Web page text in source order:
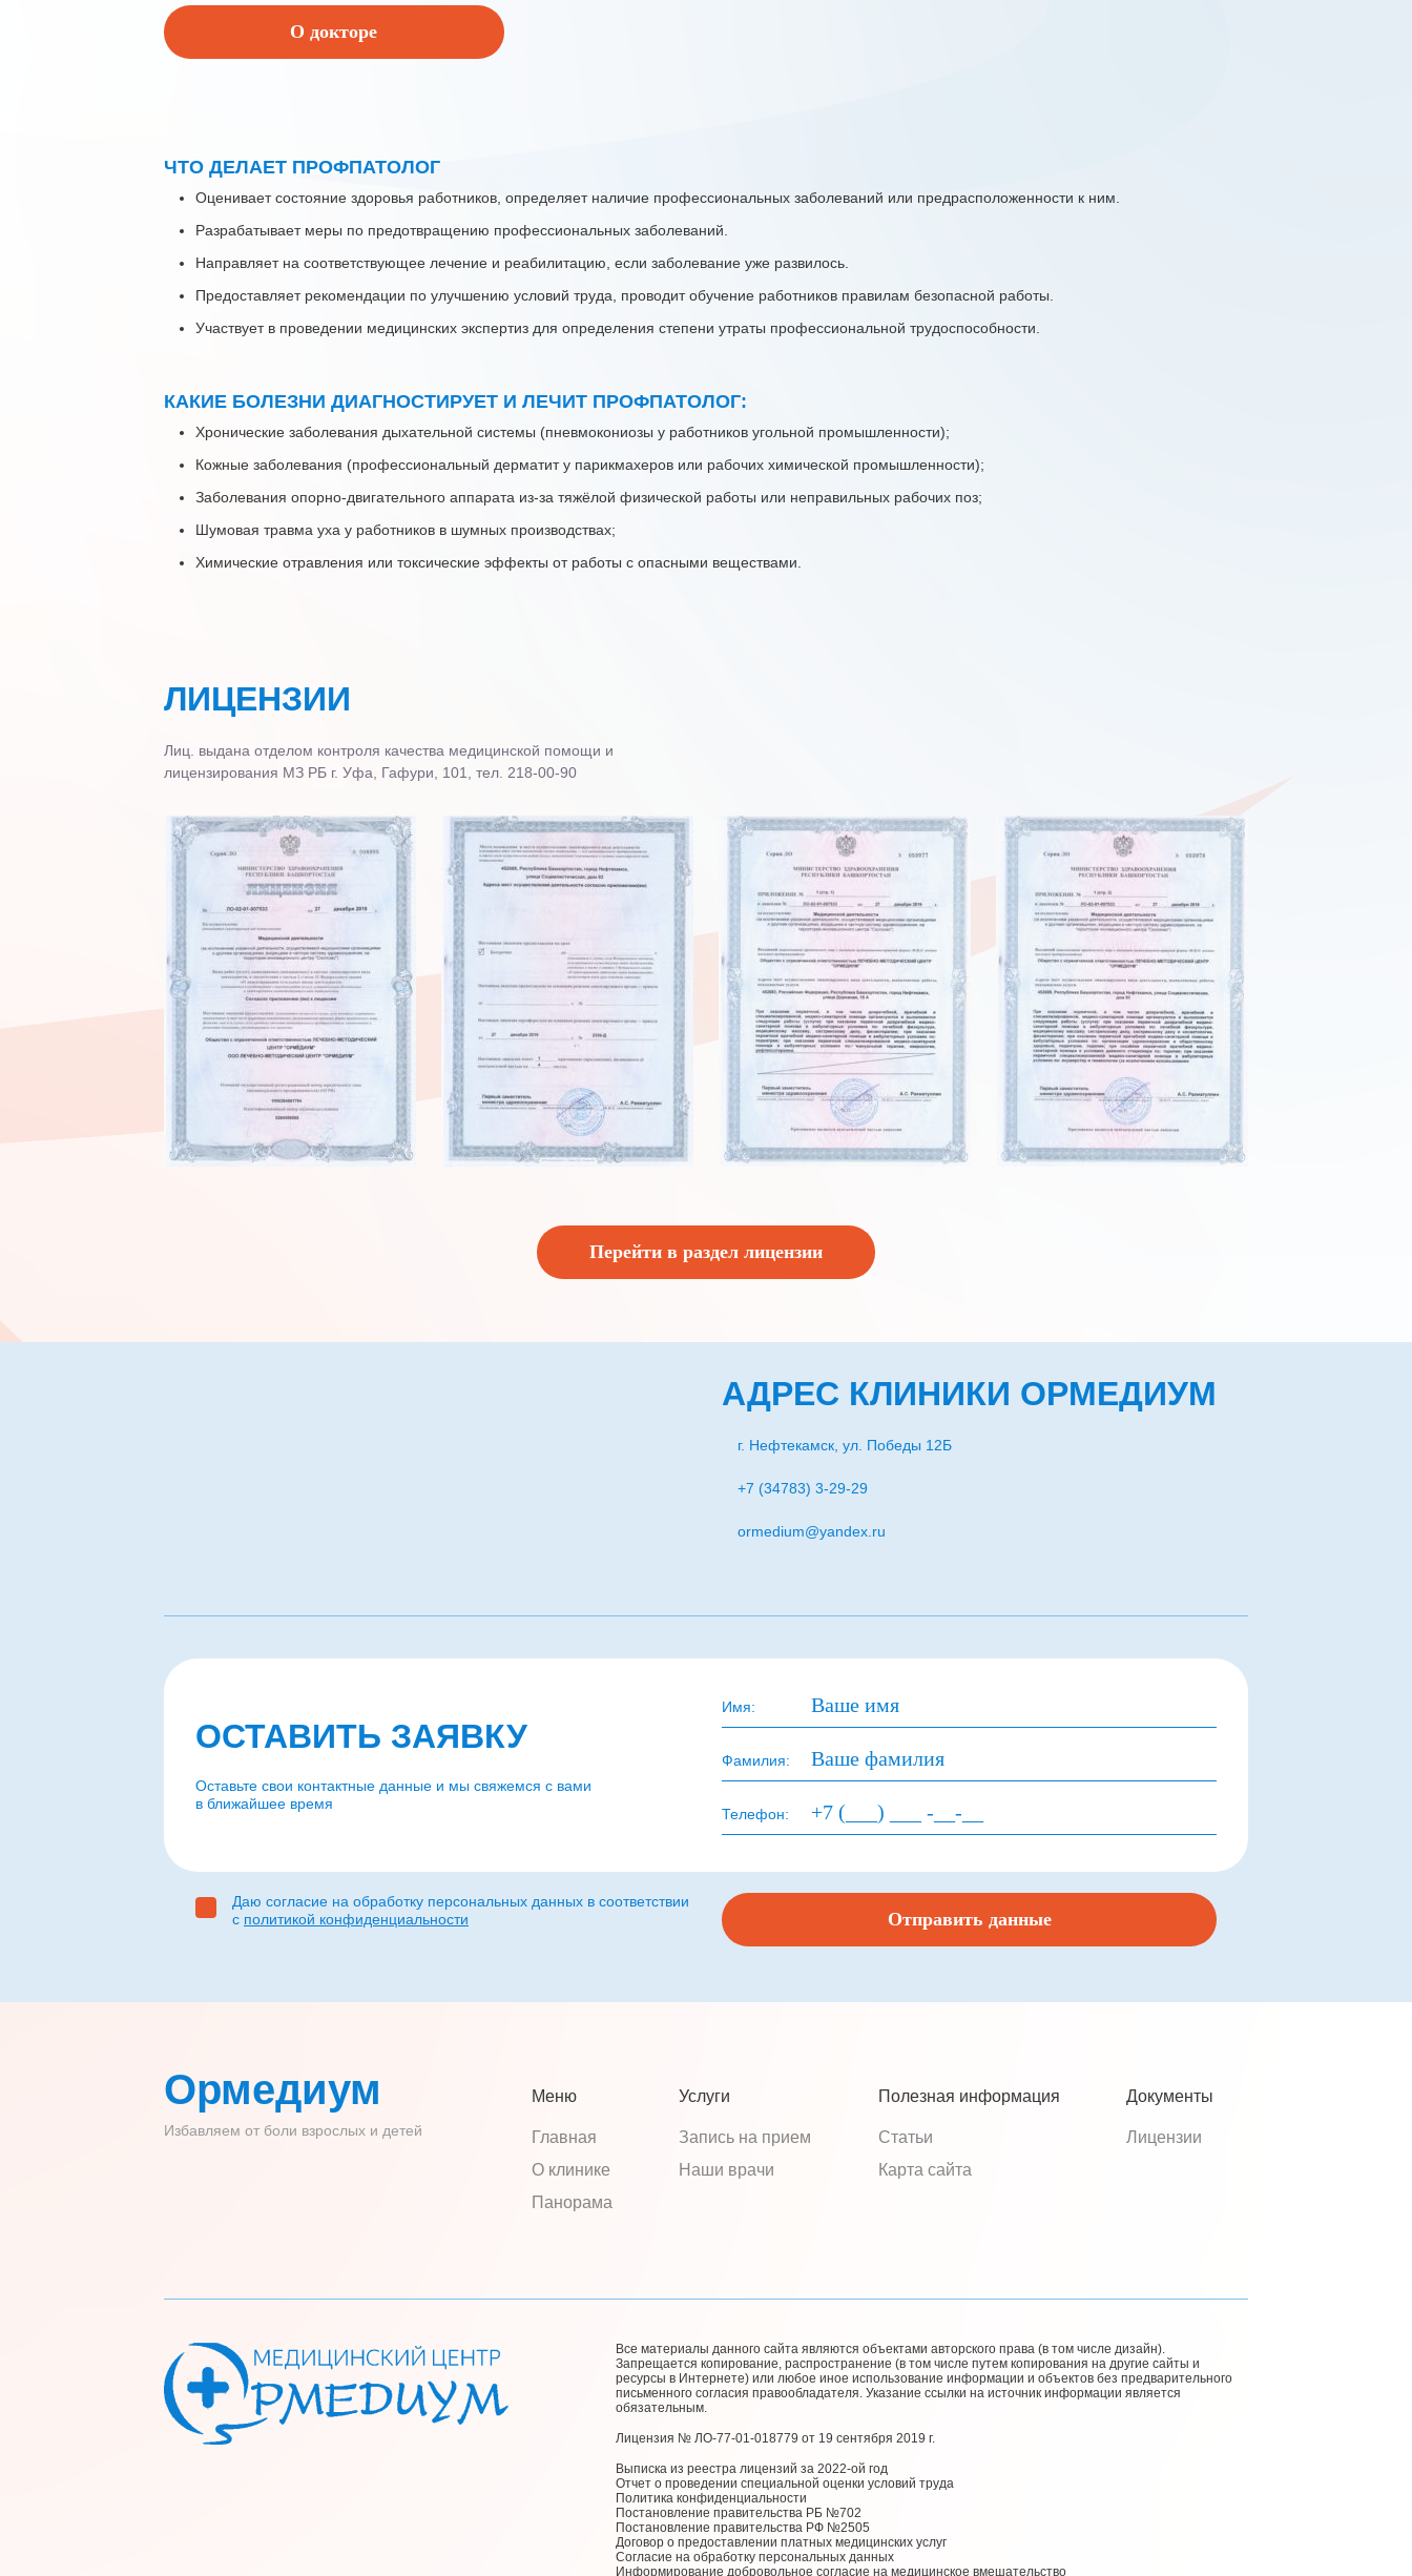
О докторе
ЧТО ДЕЛАЕТ ПРОФПАТОЛОГ
Оценивает состояние здоровья работников, определяет наличие профессиональных заболеваний или предрасположенности к ним.
Разрабатывает меры по предотвращению профессиональных заболеваний.
Направляет на соответствующее лечение и реабилитацию, если заболевание уже развилось.
Предоставляет рекомендации по улучшению условий труда, проводит обучение работников правилам безопасной работы.
Участвует в проведении медицинских экспертиз для определения степени утраты профессиональной трудоспособности.
КАКИЕ БОЛЕЗНИ ДИАГНОСТИРУЕТ И ЛЕЧИТ ПРОФПАТОЛОГ:
Хронические заболевания дыхательной системы (пневмокониозы у работников угольной промышленности);
Кожные заболевания (профессиональный дерматит у парикмахеров или рабочих химической промышленности);
Заболевания опорно-двигательного аппарата из-за тяжёлой физической работы или неправильных рабочих поз;
Шумовая травма уха у работников в шумных производствах;
Химические отравления или токсические эффекты от работы с опасными веществами.
ЛИЦЕНЗИИ
Лиц. выдана отделом контроля качества медицинской помощи и
лицензирования МЗ РБ г. Уфа, Гафури, 101, тел. 218-00-90
Перейти в раздел лицензии
АДРЕС КЛИНИКИ ОРМЕДИУМ
г. Нефтекамск, ул. Победы 12Б
+7 (34783) 3-29-29
ormedium@yandex.ru
ОСТАВИТЬ ЗАЯВКУ
Оставьте свои контактные данные и мы свяжемся с вами
в ближайшее время
Имя:
Фамилия:
Телефон:
Даю согласие на обработку персональных данных в соответствии
с политикой конфиденциальности
Ормедиум
Избавляем от боли взрослых и детей
Меню
Главная
О клинике
Панорама
Услуги
Запись на прием
Наши врачи
Полезная информация
Статьи
Карта сайта
Документы
Лицензии
Все материалы данного сайта являются объектами авторского права (в том числе дизайн).
Запрещается копирование, распространение (в том числе путем копирования на другие сайты и
ресурсы в Интернете) или любое иное использование информации и объектов без предварительного
письменного согласия правообладателя. Указание ссылки на источник информации является
обязательным.
Лицензия № ЛО-77-01-018779 от 19 сентября 2019 г.
Выписка из реестра лицензий за 2022-ой год
Отчет о проведении специальной оценки условий труда
Политика конфиденциальности
Постановление правительства РБ №702
Постановление правительства РФ №2505
Договор о предоставлении платных медицинских услуг
Согласие на обработку персональных данных
Информирование добровольное согласие на медицинское вмешательство